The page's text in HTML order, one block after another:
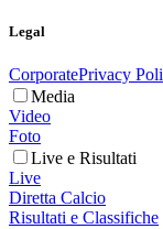
Legal
CorporatePrivacy
Media
Video
Foto
Live e Risultati
Live
Diretta Calcio
Risultati e Classifiche